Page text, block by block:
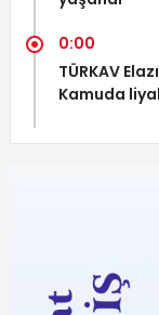
0:00
TÜRKAV
Kamuda